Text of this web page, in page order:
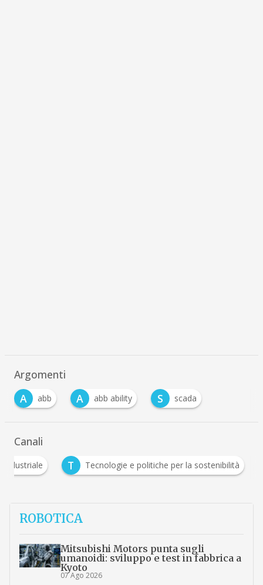
Argomenti
A
abb A abb ability S scada
Canali
A
Automazione industriale T Tecnologie e politiche per
ROBOTICA
Mitsubishi Motors punta sugli
umanoidi: sviluppo e test in fabbrica a
Kyoto
07 Ago 2026